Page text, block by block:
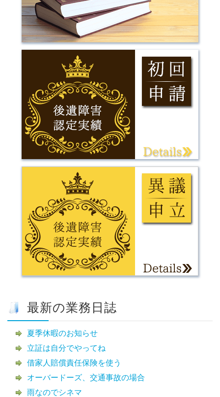
最新の業務日誌
夏季休暇のお知らせ
立証は自分でやってね
借家人賠償責任保険を使う
オーバードーズ、交通事故の場合
雨なのでシネマ